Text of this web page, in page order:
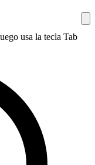
usa la tecla Tab